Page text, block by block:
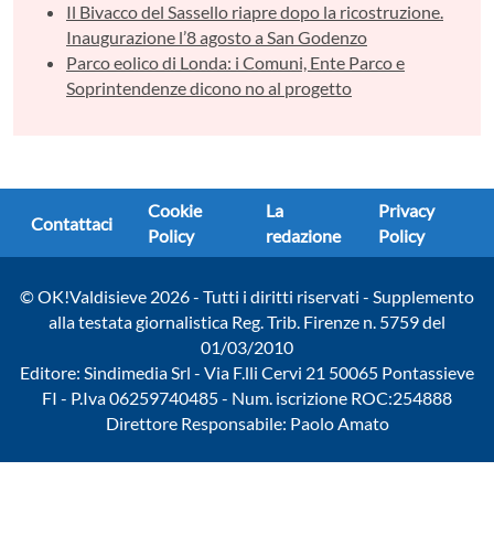
Il Bivacco del Sassello riapre dopo la ricostruzione.
Inaugurazione l’8 agosto a San Godenzo
Parco eolico di Londa: i Comuni, Ente Parco e
Soprintendenze dicono no al progetto
Contattaci
Cookie
Policy
La
redazione
Privacy
Policy
© OK!Valdisieve 2026 - Tutti i diritti riservati - Supplemento
alla testata giornalistica Reg. Trib. Firenze n. 5759 del
01/03/2010
Editore: Sindimedia Srl - Via F.lli Cervi 21 50065 Pontassieve
FI - P.Iva 06259740485 - Num. iscrizione ROC:254888
Direttore Responsabile: Paolo Amato